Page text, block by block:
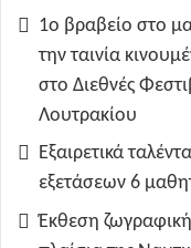
1ο βραβείο στο
την ταινία
στο Διεθνές
Λουτρακίου
Εξαιρετικά
εξετάσεων 6
Έκθεση